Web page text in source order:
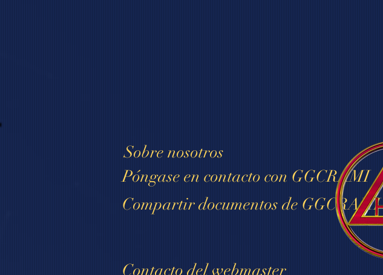
Sobre nosotros
Póngase en contacto con GGCRAMI
Compartir documentos de GGCRAMI
Contacto del webmaster